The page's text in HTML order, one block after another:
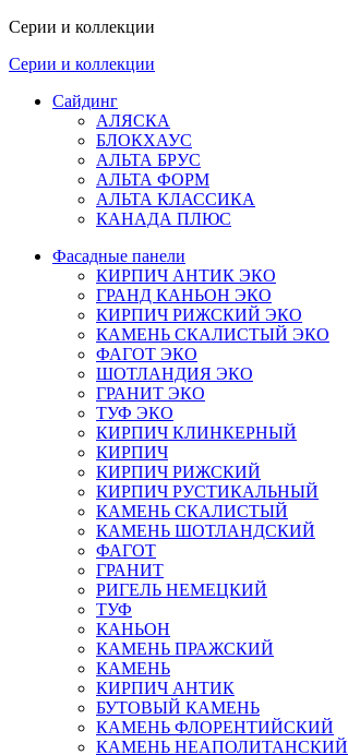
Серии и коллекции
Серии и коллекции
Сайдинг
АЛЯСКА
БЛОКХАУС
АЛЬТА БРУС
АЛЬТА ФОРМ
АЛЬТА КЛАССИКА
КАНАДА ПЛЮС
Фасадные панели
КИРПИЧ АНТИК ЭКО
ГРАНД КАНЬОН ЭКО
КИРПИЧ РИЖСКИЙ ЭКО
КАМЕНЬ СКАЛИСТЫЙ ЭКО
ФАГОТ ЭКО
ШОТЛАНДИЯ ЭКО
ГРАНИТ ЭКО
ТУФ ЭКО
КИРПИЧ КЛИНКЕРНЫЙ
КИРПИЧ
КИРПИЧ РИЖСКИЙ
КИРПИЧ РУСТИКАЛЬНЫЙ
КАМЕНЬ СКАЛИСТЫЙ
КАМЕНЬ ШОТЛАНДСКИЙ
ФАГОТ
ГРАНИТ
РИГЕЛЬ НЕМЕЦКИЙ
ТУФ
КАНЬОН
КАМЕНЬ ПРАЖСКИЙ
КАМЕНЬ
КИРПИЧ АНТИК
БУТОВЫЙ КАМЕНЬ
КАМЕНЬ ФЛОРЕНТИЙСКИЙ
КАМЕНЬ НЕАПОЛИТАНСКИЙ